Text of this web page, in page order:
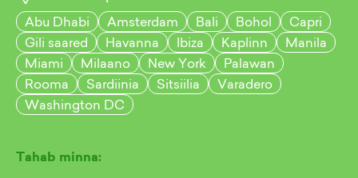
Abu Dhabi
Amsterdam Bali Bohol
Capri
Gili saared
Havanna Ibiza Kaplinn
Manila
Miami
Milaano New York
Palawan
Rooma
Sardiinia Sitsiilia
Varadero
Washington DC
Tahab minna: